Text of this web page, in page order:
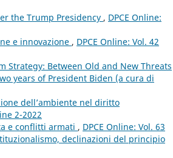
the Trump Presidency , DPCE Online:
e innovazione , DPCE Online: Vol. 42
Strategy: Between Old and New Threats
years of President Biden (a cura di
dell’ambiente nel diritto
2-2022
e conflitti armati , DPCE Online: Vol. 63
declinazioni del principio